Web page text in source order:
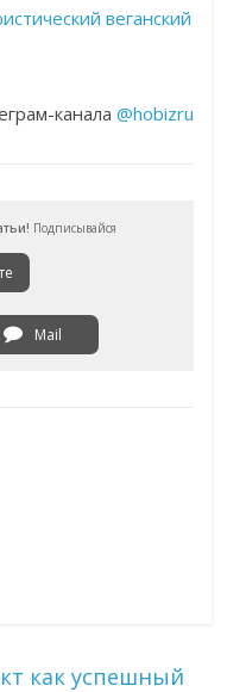
веганский
канала @hobizru
Подписывайся
Mail
как успешный